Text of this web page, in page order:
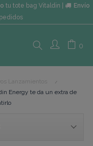
tu tote bag Vitaldin |
Envío
Search 0
Lanzamientos
Energy te da un extra de